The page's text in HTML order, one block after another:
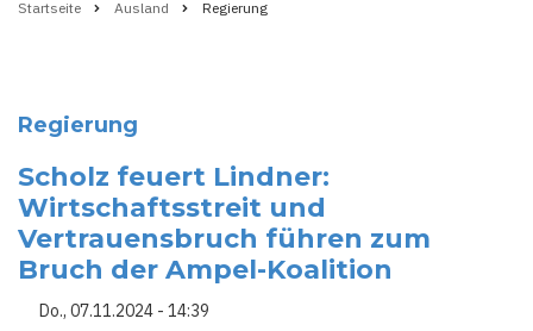
Pfadnavigation
Startseite Ausland Regierung
Regierung
Scholz feuert Lindner:
Wirtschaftsstreit und
Vertrauensbruch führen zum
Bruch der Ampel-Koalition
Do., 07.11.2024 - 14:39